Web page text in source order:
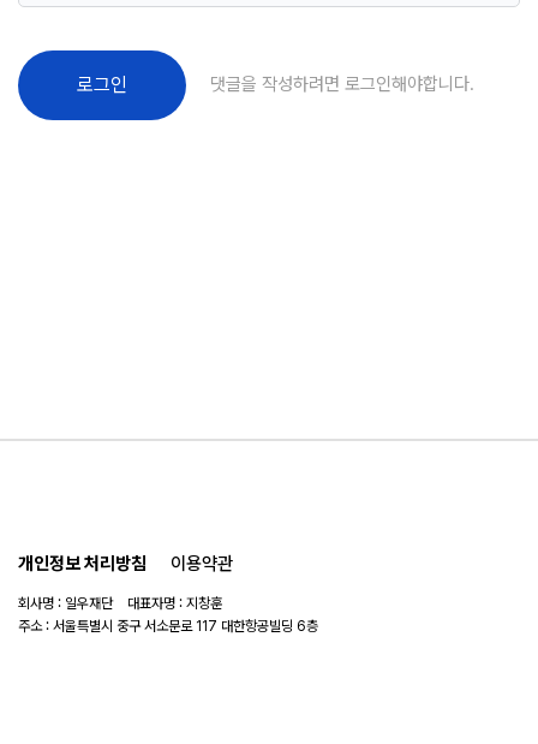
로그인 댓글을 작성하려면 로그인해야합니다.
개인정보 처리방침 이용약관
회사명 : 일우재단 대표자명 : 지창훈
주소 : 서울특별시 중구 서소문로 117 대한항공빌딩 6층